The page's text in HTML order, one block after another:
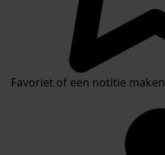
Favoriet of een notitie maken